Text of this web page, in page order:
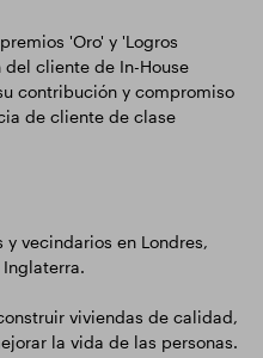
'Oro' y 'Logros
cliente de In-House
contribución y compromiso
de cliente de clase
y vecindarios en Londres,
viviendas de calidad,
la vida de las personas.